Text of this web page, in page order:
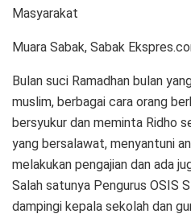
Masyarakat
Muara Sabak, Sabak
Bulan suci Ramadhan bulan
muslim, berbagai cara orang
bersyukur dan meminta Ridho
yang bersalawat, menyantuni
melakukan pengajian dan ada
Salah satunya Pengurus OSIS
dampingi kepala sekolah dan